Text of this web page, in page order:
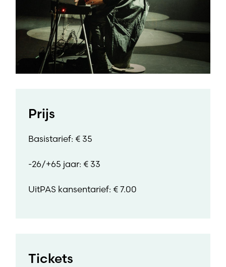
Prijs
Basistarief: € 35
-26/+65 jaar: € 33
UitPAS kansentarief: € 7.00
Tickets